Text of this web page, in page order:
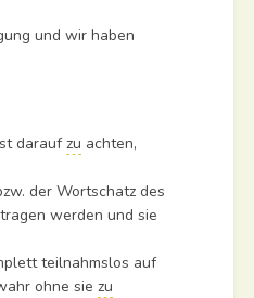
und wir haben
daraufzu achten,
der Wortschatz des
werden und sie
teilnahmslos auf
ohne siezu